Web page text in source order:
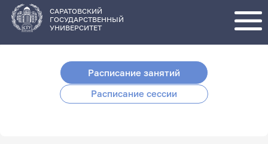
основному
содержанию
САРАТОВСКИЙ
ГОСУДАРСТВЕННЫЙ
УНИВЕРСИТЕТ
Расписание занятий
Расписание сессии